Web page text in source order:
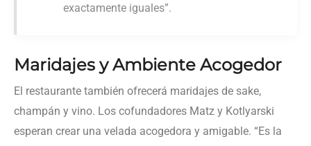
exactamente iguales”.
Maridajes y Ambiente Acogedor
El restaurante también ofrecerá maridajes de sake,
champán y vino. Los cofundadores Matz y Kotlyarski
esperan crear una velada acogedora y amigable. “Es la